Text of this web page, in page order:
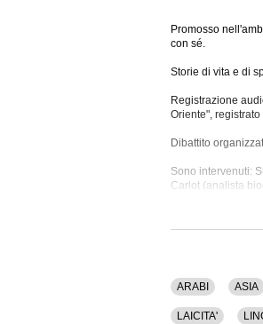
Promosso
con sé.
Storie di vita e di
Registrazione
Oriente",
Dibattito
Sono intervenuti:
Carlot (analista
La registrazione
ARABI ASIA
LAICITA'